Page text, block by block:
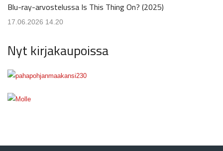
Blu-ray-arvostelussa Is This Thing On? (2025)
17.06.2026 14.20
Nyt kirjakaupoissa